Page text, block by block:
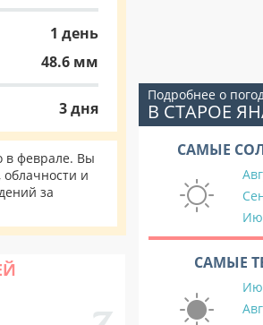
1 день
48.6 мм
3 дня
в феврале. Вы
и
за
Подробнее о
В СТАРОЕ
САМЫЕ
САМЫЕ